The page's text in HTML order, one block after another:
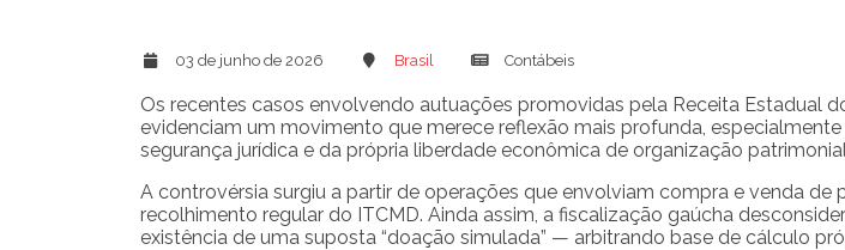
03 de junho de 2026 Brasil Contábeis
Os recentes casos envolvendo autuações promovidas pela Receita Estadual
evidenciam um movimento que merece reflexão mais profunda,
segurança jurídica e da própria liberdade econômica de organização
A controvérsia surgiu a partir de operações que envolviam compra e venda
recolhimento regular do ITCMD. Ainda assim, a fiscalização gaúcha
existência de uma suposta “doação simulada” — arbitrando base de cálculo